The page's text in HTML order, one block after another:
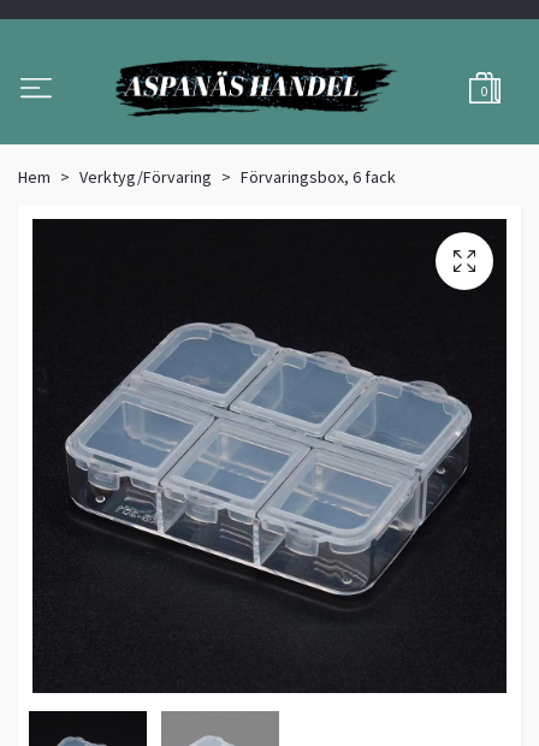
0
Hem Verktyg/Förvaring Förvaringsbox, 6 fack